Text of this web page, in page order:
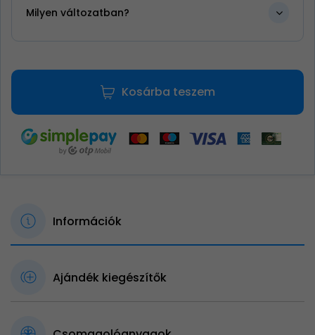
Milyen változatban?
Kosárba teszem
Információk
Ajándék kiegészítők